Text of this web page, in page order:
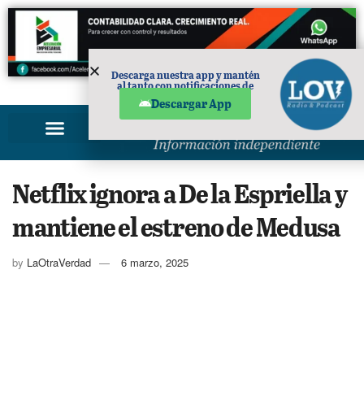
PUBLICIDAD
Netflix ignora a De la Espriella y
mantiene el estreno de Medusa
by LaOtraVerdad 6 marzo, 2025
Descarga nuestra app y mantén
al tanto con notificaciones de
Descargar App